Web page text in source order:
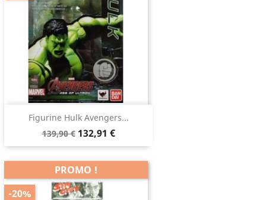
Figurine Hulk Avengers...
139,90 € 132,91 €
PROMO !
-20%